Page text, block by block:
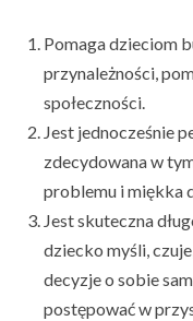
Pomaga dzieciom
przynależności,
społeczności.
Jest jednocześnie
zdecydowana w
problemu i miękka
Jest skuteczna
dziecko myśli,
decyzje o sobie
postępować w